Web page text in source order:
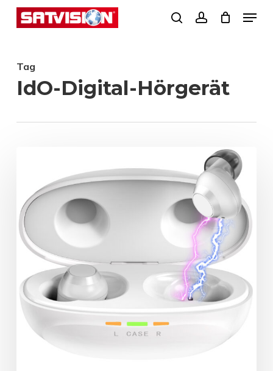
Skip
content
search
Menu
Tag
IdO-Digital-Hörgerät